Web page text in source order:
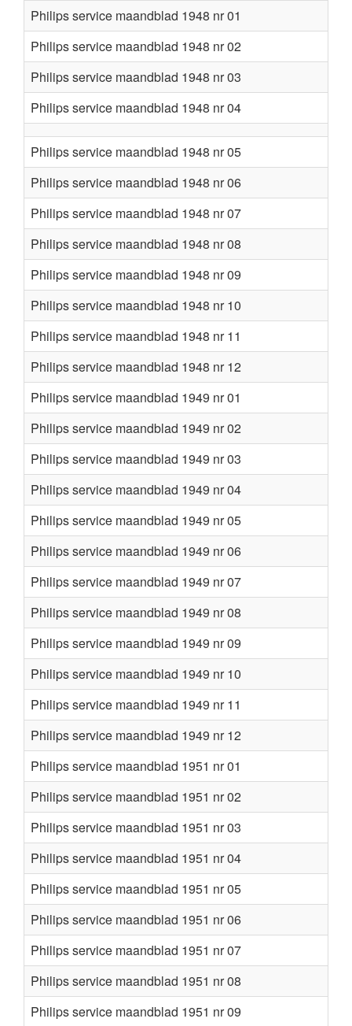
Philips service maandblad 1948 nr 01
Philips service maandblad 1948 nr 02
Philips service maandblad 1948 nr 03
Philips service maandblad 1948 nr 04
Philips service maandblad 1948 nr 05
Philips service maandblad 1948 nr 06
Philips service maandblad 1948 nr 07
Philips service maandblad 1948 nr 08
Philips service maandblad 1948 nr 09
Philips service maandblad 1948 nr 10
Philips service maandblad 1948 nr 11
Philips service maandblad 1948 nr 12
Philips service maandblad 1949 nr 01
Philips service maandblad 1949 nr 02
Philips service maandblad 1949 nr 03
Philips service maandblad 1949 nr 04
Philips service maandblad 1949 nr 05
Philips service maandblad 1949 nr 06
Philips service maandblad 1949 nr 07
Philips service maandblad 1949 nr 08
Philips service maandblad 1949 nr 09
Philips service maandblad 1949 nr 10
Philips service maandblad 1949 nr 11
Philips service maandblad 1949 nr 12
Philips service maandblad 1951 nr 01
Philips service maandblad 1951 nr 02
Philips service maandblad 1951 nr 03
Philips service maandblad 1951 nr 04
Philips service maandblad 1951 nr 05
Philips service maandblad 1951 nr 06
Philips service maandblad 1951 nr 07
Philips service maandblad 1951 nr 08
Philips service maandblad 1951 nr 09